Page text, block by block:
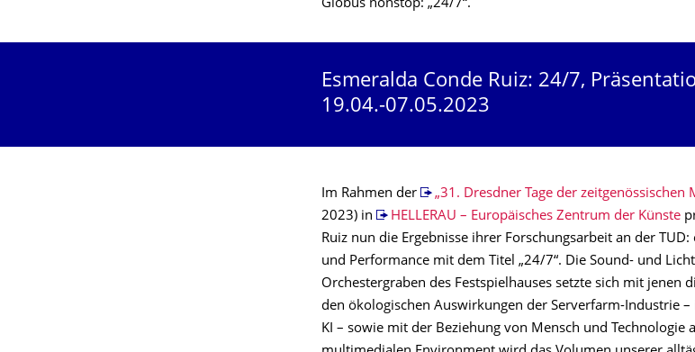
Globus nonstop: „24/7“.
Esmeralda Conde Ruiz: 24/7,
19.04.-07.05.2023
Im Rahmen der „31. Dresdner Tage der zeitgenössischen
2023) in
HELLERAU – Europäisches Zentrum der Künste
Ruiz nun die Ergebnisse ihrer Forschungsarbeit an der
und Performance mit dem Titel „24/7“. Die Sound- und
Orchestergraben des Festspielhauses setzte sich mit jenen
den ökologischen Auswirkungen der Serverfarm-Industrie
KI – sowie mit der Beziehung von Mensch und Technologie